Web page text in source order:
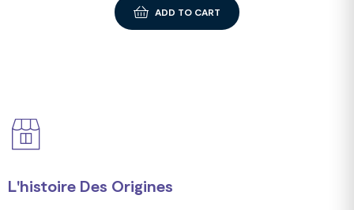
ADD TO CART
L'histoire Des Origines